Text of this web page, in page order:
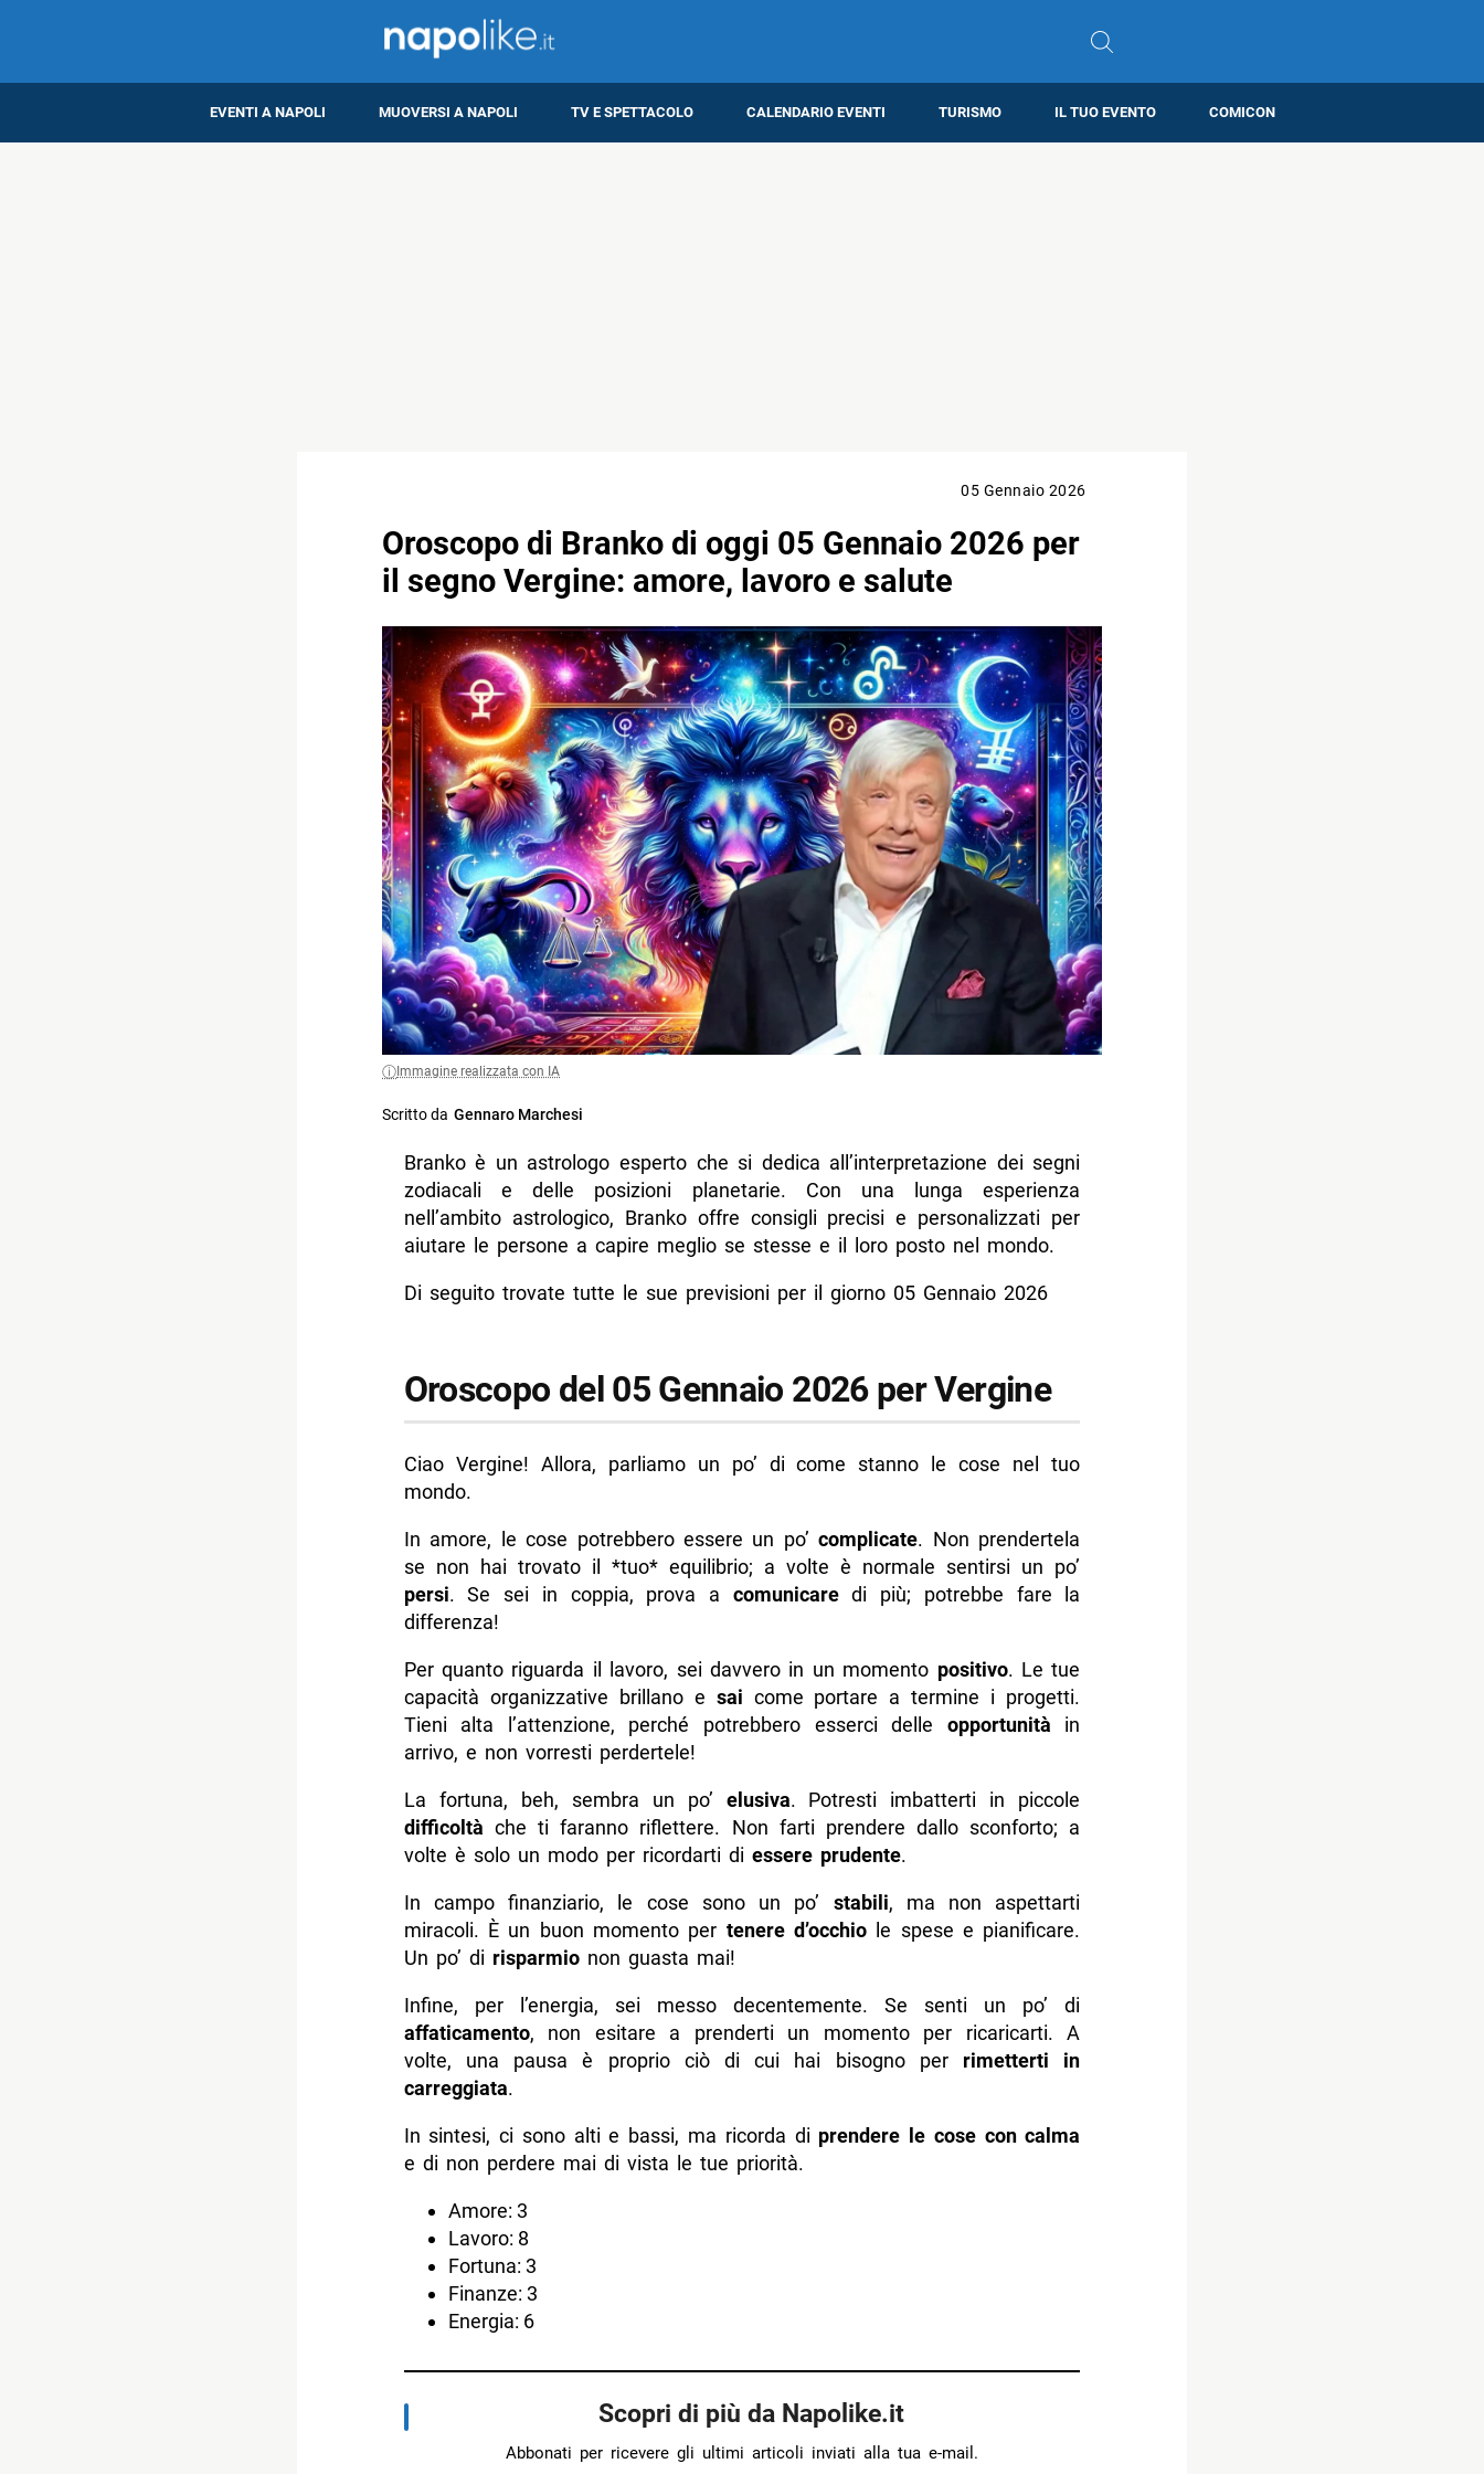
EVENTI A NAPOLI MUOVERSI A NAPOLI TV E SPETTACOLO CALENDARIO EVENTI TURISMO IL TUO EVENTO COMICON
05 Gennaio 2026
Oroscopo di Branko di oggi 05 Gennaio 2026 per
il segno Vergine: amore, lavoro e salute
Immagine realizzata con IA
Scritto da Gennaro Marchesi
Branko è un astrologo esperto che si dedica all’interpretazione dei segni
zodiacali e delle posizioni planetarie. Con una lunga esperienza
nell’ambito astrologico, Branko offre consigli precisi e personalizzati per
aiutare le persone a capire meglio se stesse e il loro posto nel mondo.
Di seguito trovate tutte le sue previsioni per il giorno 05 Gennaio 2026
Oroscopo del 05 Gennaio 2026 per Vergine
Ciao Vergine! Allora, parliamo un po’ di come stanno le cose nel tuo
mondo.
In amore, le cose potrebbero essere un po’complicate. Non prendertela
se non hai trovato il *tuo* equilibrio; a volte è normale sentirsi un po’
persi. Se sei in coppia, prova a comunicaredi più; potrebbe fare la
differenza!
Per quanto riguarda il lavoro, sei davvero in un momento positivo. Le tue
capacità organizzative brillano e sai come portare a termine i progetti.
Tieni alta l’attenzione, perché potrebbero esserci delle opportunità in
arrivo, e non vorresti perdertele!
La fortuna, beh, sembra un po’ elusiva. Potresti imbatterti in piccole
difficoltà che ti faranno riflettere. Non farti prendere dallo sconforto; a
volte è solo un modo per ricordarti di essere prudente.
In campo finanziario, le cose sono un po’ stabili, ma non aspettarti
miracoli. È un buon momento per tenere d’occhio le spese e pianificare.
Un po’ di risparmionon guasta mai!
Infine, per l’energia, sei messo decentemente. Se senti un po’ di
affaticamento, non esitare a prenderti un momento per ricaricarti. A
volte, una pausa è proprio ciò di cui hai bisogno per rimetterti in
carreggiata.
In sintesi, ci sono alti e bassi, ma ricorda di prendere le cose con calma
e di non perdere mai di vista le tue priorità.
Amore: 3
Lavoro: 8
Fortuna: 3
Finanze: 3
Energia: 6
Scopri di più da Napolike.it
Abbonati per ricevere gli ultimi articoli inviati alla tua e-mail.